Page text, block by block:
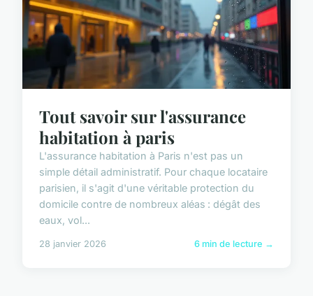
Tout savoir sur l'assurance
habitation à paris
L'assurance habitation à Paris n'est pas un
simple détail administratif. Pour chaque locataire
parisien, il s'agit d'une véritable protection du
domicile contre de nombreux aléas : dégât des
eaux, vol...
28 janvier 2026 6 min de lecture →